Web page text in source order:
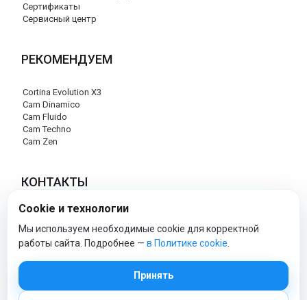
Сертификаты
Сервисный центр
РЕКОМЕНДУЕМ
Cortina Evolution X3
Cam Dinamico
Cam Fluido
Cam Techno
Cam Zen
КОНТАКТЫ
+7 (495) 120-29-85
info@cam-official-store.ru
Cookie и технологии
Мы используем необходимые cookie для корректной
работы сайта. Подробнее — в Политике cookie
Принять